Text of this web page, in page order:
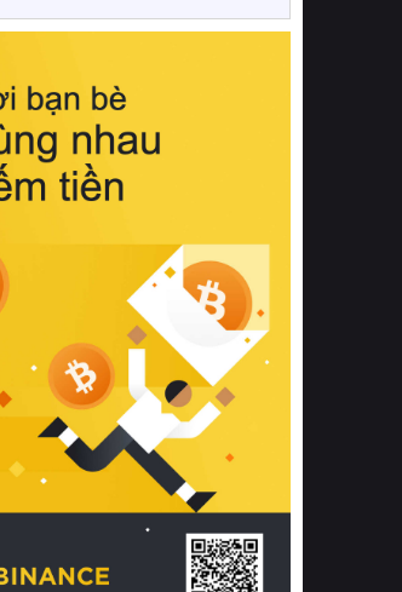
này, bạn sẽ cảm nhận rõ rệt sự khác
hồi chuẩn xác của phần đệm nâng đỡ
cột sống.
Bên cạnh đó, việc lựa chọn các dòng
sản phẩm đạt chuẩn chất lượng quốc
tế còn giúp ngăn ngừa tình trạng kích
khuẩn và nấm mốc trong điều kiện
thời tiết nóng ẩm. Bạn có thể tìm hiểu
thêm các nghiên cứu khoa học về tác
động của giấc ngủ và môi trường
phòng ngủ đối với sức khỏe con
người tại Sleep Foundation (External
Link) để có cái nhìn toàn diện hơn.
2. Các tiêu chí vàng khi lựa chọn
chăn ga gối đệm cao cấp cho phòng
ngủ
Để sở hữu một bộ chăn ga gối đệm
cao cấp hoàn hảo cả về thẩm mỹ lẫn
công năng, người tiêu dùng cần cân
nhắc kỹ lưỡng các tiêu chí quan trọng